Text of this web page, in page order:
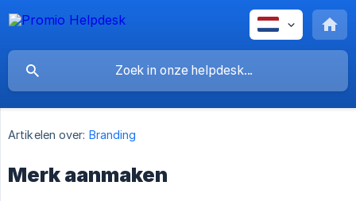
Artikelen over: Branding
Merk aanmaken